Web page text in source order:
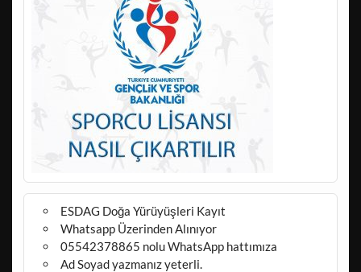
ESDAG Doğa Yürüyüşleri Kayıt
Whatsapp Üzerinden Alınıyor
05542378865 nolu WhatsApp hattımıza
Ad Soyad yazmanız yeterli.